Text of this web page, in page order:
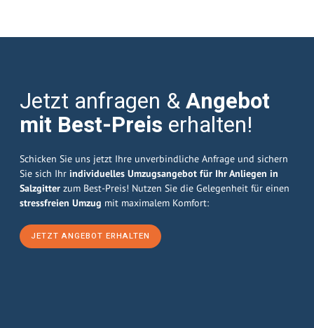
Jetzt anfragen &Angebot
mit Best-Preis erhalten!
Schicken Sie uns jetzt Ihre unverbindliche Anfrage und sichern
Sie sich Ihr individuelles Umzugsangebot für Ihr Anliegen in
Salzgitter zum Best-Preis! Nutzen Sie die Gelegenheit für einen
stressfreien Umzug mit maximalem Komfort:
JETZT ANGEBOT ERHALTEN